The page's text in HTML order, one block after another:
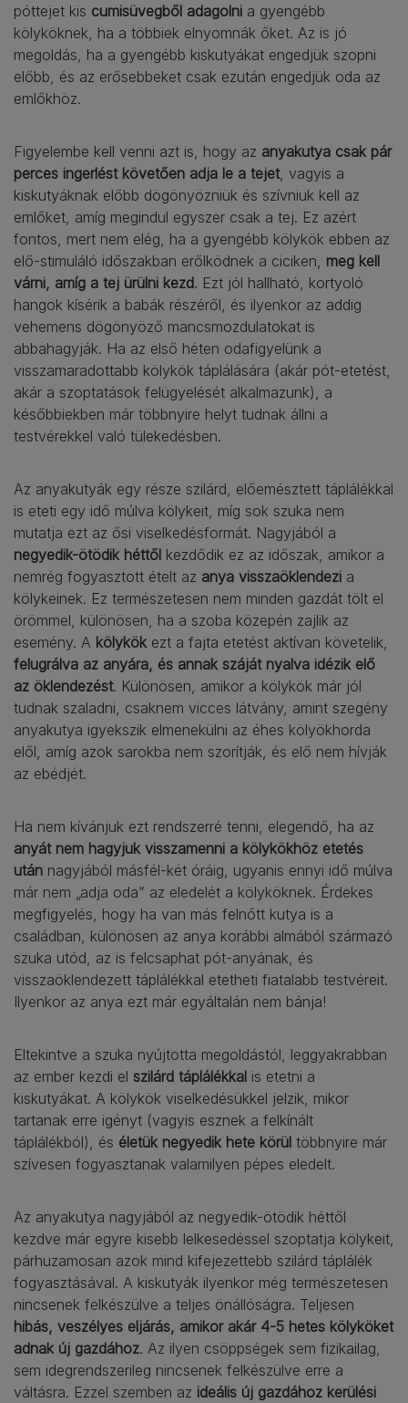
póttejet kis cumisüvegből adagolni a gyengébb
kölyköknek, ha a többiek elnyomnák őket. Az is jó
megoldás, ha a gyengébb kiskutyákat engedjük szopni
előbb, és az erősebbeket csak ezután engedjük oda az
emlőkhöz.
Figyelembe kell venni azt is, hogy az anyakutya csak pár
perces ingerlést követően adja le a tejet, vagyis a
kiskutyáknak előbb dögönyözniük és szívniuk kell az
emlőket, amíg megindul egyszer csak a tej. Ez azért
fontos, mert nem elég, ha a gyengébb kölykök ebben az
elő-stimuláló időszakban erőlködnek a ciciken, meg kell
várni, amíg a tej ürülni kezd. Ezt jól hallható, kortyoló
hangok kísérik a babák részéről, és ilyenkor az addig
vehemens dögönyöző mancsmozdulatokat is
abbahagyják. Ha az első héten odafigyelünk a
visszamaradottabb kölykök táplálására (akár pót-etetést,
akár a szoptatások felügyelését alkalmazunk), a
későbbiekben már többnyire helyt tudnak állni a
testvérekkel való tülekedésben.
Az anyakutyák egy része szilárd, előemésztett táplálékkal
is eteti egy idő múlva kölykeit, míg sok szuka nem
mutatja ezt az ősi viselkedésformát. Nagyjából a
negyedik-ötödik héttől kezdődik ez az időszak, amikor a
nemrég fogyasztott ételt az anya visszaöklendezi a
kölykeinek. Ez természetesen nem minden gazdát tölt el
örömmel, különösen, ha a szoba közepén zajlik az
esemény. A kölykök ezt a fajta etetést aktívan követelik,
felugrálva az anyára, és annak száját nyalva idézik elő
az öklendezést. Különösen, amikor a kölykök már jól
tudnak szaladni, csaknem vicces látvány, amint szegény
anyakutya igyekszik elmenekülni az éhes kölyökhorda
elől, amíg azok sarokba nem szorítják, és elő nem hívják
az ebédjét.
Ha nem kívánjuk ezt rendszerré tenni, elegendő, ha az
anyát nem hagyjuk visszamenni a kölykökhöz etetés
után nagyjából másfél-két óráig, ugyanis ennyi idő múlva
már nem „adja oda” az eledelét a kölyköknek. Érdekes
megfigyelés, hogy ha van más felnőtt kutya is a
családban, különösen az anya korábbi almából származó
szuka utód, az is felcsaphat pót-anyának, és
visszaöklendezett táplálékkal etetheti fiatalabb testvéreit.
Ilyenkor az anya ezt már egyáltalán nem bánja!
Eltekintve a szuka nyújtotta megoldástól, leggyakrabban
az ember kezdi el szilárd táplálékkal is etetni a
kiskutyákat. A kölykök viselkedésükkel jelzik, mikor
tartanak erre igényt (vagyis esznek a felkínált
táplálékból), és életük negyedik hete körül többnyire már
szívesen fogyasztanak valamilyen pépes eledelt.
Az anyakutya nagyjából az negyedik-ötödik héttől
kezdve már egyre kisebb lelkesedéssel szoptatja kölykeit,
párhuzamosan azok mind kifejezettebb szilárd táplálék
fogyasztásával. A kiskutyák ilyenkor még természetesen
nincsenek felkészülve a teljes önállóságra. Teljesen
hibás, veszélyes eljárás, amikor akár 4-5 hetes kölyköket
adnak új gazdához. Az ilyen csöppségek sem fizikailag,
sem idegrendszerileg nincsenek felkészülve erre a
váltásra. Ezzel szemben az ideális új gazdához kerülési